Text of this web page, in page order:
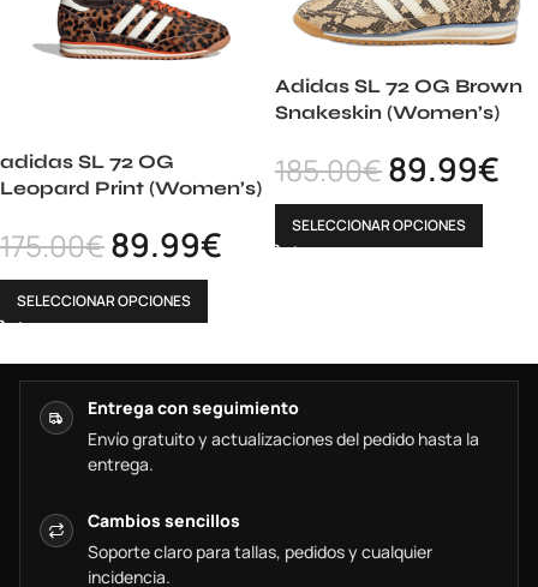
adidas SL 72 OG
Leopard Print (Women’s)
175.00€89.99€
SELECCIONAR OPCIONES
Adidas SL 72 OG Brown
Snakeskin (Women’s)
185.00€89.99€
SELECCIONAR OPCIONES
Entrega con seguimiento
Envío gratuito y actualizaciones del pedido hasta la
entrega.
Cambios sencillos
Soporte claro para tallas, pedidos y cualquier
incidencia.